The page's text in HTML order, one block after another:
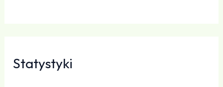
Statystyki